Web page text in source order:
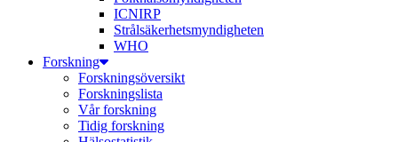
ICNIRP
Strålsäkerhetsmyndigheten
WHO
Forskning
Forskningsöversikt
Forskningslista
Vår forskning
Tidig forskning